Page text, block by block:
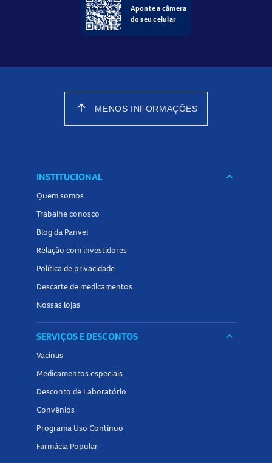
Aponte a câmera
do seu celular
arrow_upward MENOS INFORMAÇÕES
INSTITUCIONAL keyboard_arrow_down
Quem somos
Trabalhe conosco
Blog da Panvel
Relação com investidores
Política de privacidade
Descarte de medicamentos
Nossas lojas
SERVIÇOS E DESCONTOS keyboard_arrow_down
Vacinas
Medicamentos especiais
Desconto de Laboratório
Convênios
Programa Uso Contínuo
Farmácia Popular